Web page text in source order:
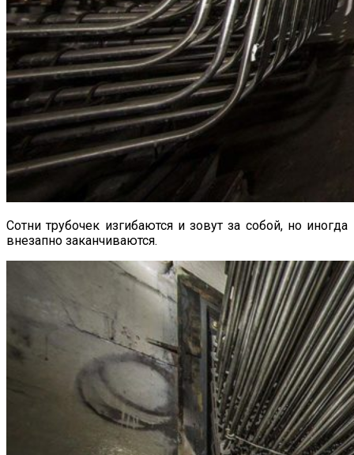
Сотни трубочек изгибаются и зовут за собой, но иногда
внезапно заканчиваются.